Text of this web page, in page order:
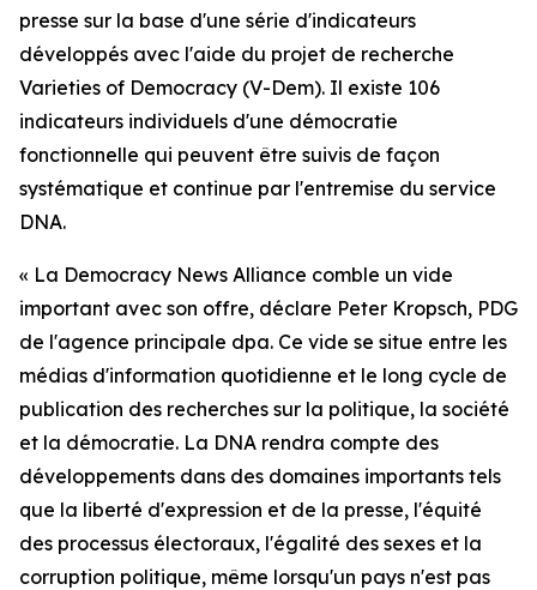
presse sur la base d'une série d'indicateurs
développés avec l'aide du projet de recherche
Varieties of Democracy (V-Dem). Il existe 106
indicateurs individuels d'une démocratie
fonctionnelle qui peuvent être suivis de façon
systématique et continue par l'entremise du service
DNA.
« La Democracy News Alliance comble un vide
important avec son offre, déclare Peter Kropsch, PDG
de l'agence principale dpa. Ce vide se situe entre les
médias d'information quotidienne et le long cycle de
publication des recherches sur la politique, la société
et la démocratie. La DNA rendra compte des
développements dans des domaines importants tels
que la liberté d'expression et de la presse, l'équité
des processus électoraux, l'égalité des sexes et la
corruption politique, même lorsqu'un pays n'est pas